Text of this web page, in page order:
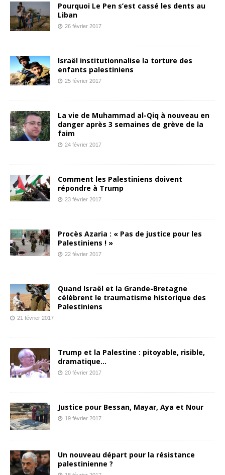
Pourquoi Le Pen s’est cassé les dents au
Liban
26 février 2017
Israël institutionnalise la torture des
enfants palestiniens
25 février 2017
La vie de Muhammad al-Qiq à nouveau en
danger après 3 semaines de grève de la
faim
24 février 2017
Comment les Palestiniens doivent
répondre à Trump
23 février 2017
Procès Azaria : « Pas de justice pour les
Palestiniens ! »
22 février 2017
Quand Israël et la Grande-Bretagne
célèbrent le traumatisme historique des
Palestiniens
21 février 2017
Trump et la Palestine : pitoyable, risible,
dramatique…
20 février 2017
Justice pour Bessan, Mayar, Aya et Nour
19 février 2017
Un nouveau départ pour la résistance
palestinienne ?